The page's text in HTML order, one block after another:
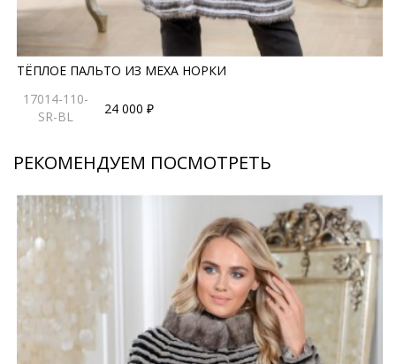
ТЁПЛОЕ ПАЛЬТО ИЗ МЕХА НОРКИ
17014-110-
SR-BL
24 000 ₽
РЕКОМЕНДУЕМ ПОСМОТРЕТЬ